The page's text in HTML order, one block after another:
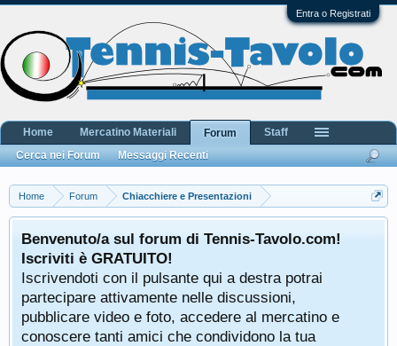
Entra o Registrati
Home Forum Chiacchiere e Presentazioni
Benvenuto/a sul forum di Tennis-Tavolo.com!
Iscriviti è GRATUITO!
Iscrivendoti con il pulsante qui a destra potrai
partecipare attivamente nelle discussioni,
pubblicare video e foto, accedere al mercatino e
conoscere tanti amici che condividono la tua
Home Mercatino Materiali
Forum
Cerca nei Forum
Messaggi Recenti
Staff